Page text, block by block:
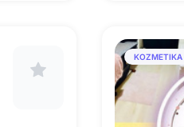
KOZMETIKA